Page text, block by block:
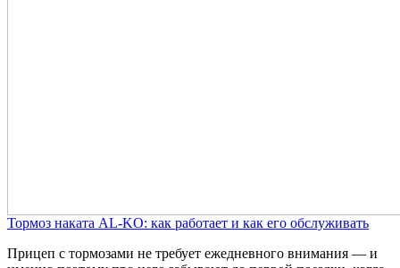
Тормоз наката AL-KO: как работает и как его обслуживать
Прицеп с тормозами не требует ежедневного внимания — и